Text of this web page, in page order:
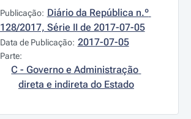
Publicação: Diário da República n.º
128/2017, Série II de 2017-07-05
Data de Publicação: 2017-07-05
Parte:
C - Governo e Administração
direta e indireta do Estado